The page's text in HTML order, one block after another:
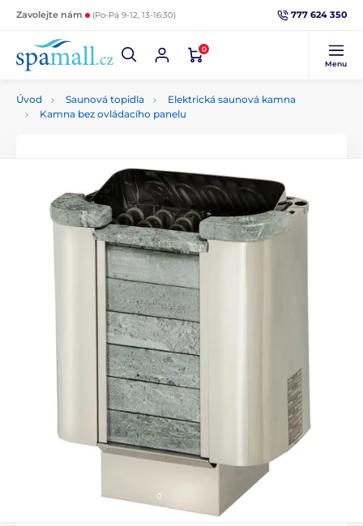
Zavolejte nám (Po-Pá 9-12, 13-16:30) 777 624 350
0
Menu
Úvod Saunová topidla
Elektrická saunová kamna
Kamna bez ovládacího panelu